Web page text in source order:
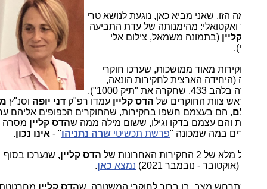
הזו, שאני מביא כאן, נוגעת לנושא טרי
ואקטואלי: מהימנותה של עדת התביעה
(בתמונה משמאל, צילום אלי
חקירות מאוד ממושכות, שערכו חוקרי
(היחידה הארצית לחקירות הונאה,
היחידה בלהב 433, שחקרה את "תיק 1000"),
צוות החוקרים שלהדס קלייןעמדו רפ"קדני יופהוסנ"ץ מומי
, הם בעצמם חשפו בחקירות, שהחוקרים הכפופים אליהם ערכו
והם עצמם בדקו וגילו, ששום מילה ממה שהדס קלייןמסרה
במה שמכונה "פרשת תכשיטישרה נתניהו" -אינו נכון.
החקירות האחרונות של הדס קליין, שנערכו בסוף
נמצא כאן.
מצב, בו ברור לחוקרי המשטרה, שהדס קלייןמחרטטת,